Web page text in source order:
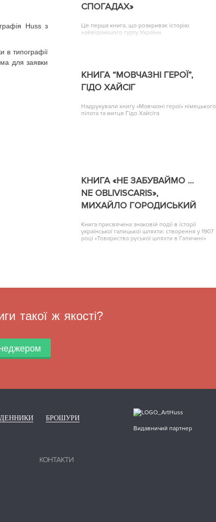
Huss з
в типографії
для заявки
СПОГАДАХ»
Це перша книга, що розкриває історію
найвідомішого гурту України.
КНИГА “МОВЧАЗНІ ГЕРОЇ”,
ГІДО ХАЙСІГ
Надрукували книгу «Мовчазні герої» німецького
пілота та митця Гідо Хайсіга
КНИГА «НЕ ЗАБУВАЙМО …
NE OBLIVISCARIS»,
МИХАЙЛО ГОРОДИСЬКИЙ
Книга присвячена знаковій події в історії
української галицької шляхти: створення у 1907
році «Товариства руської шляхти в Галичині»
такої ж якості?
БРОШУРИ
КОНТАКТИ
Видавничий партнер